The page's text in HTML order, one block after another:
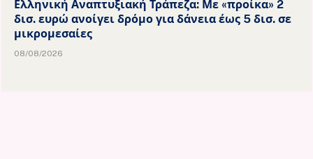
Ελληνική Αναπτυξιακή Τράπεζα: Με «προίκα» 2
δισ. ευρώ ανοίγει δρόμο για δάνεια έως 5 δισ. σε
μικρομεσαίες
08/08/2026